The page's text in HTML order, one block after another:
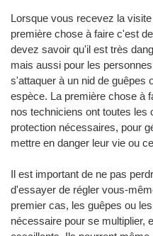
Lorsque vous recevez la
première chose à faire c'est
devez savoir qu'il est très
mais aussi pour les
s'attaquer à un nid de guêpes
espèce. La première chose à
nos techniciens ont toutes les
protection nécessaires, pour
mettre en danger leur vie ou
Il est important de ne pas
d'essayer de régler vous-
premier cas, les guêpes ou
nécessaire pour se multiplier,